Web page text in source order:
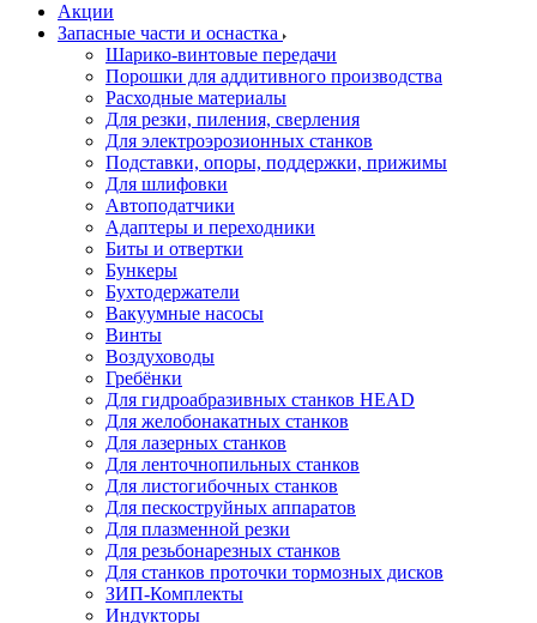
Акции
Запасные части и оснастка
Шарико-винтовые передачи
Порошки для аддитивного производства
Расходные материалы
Для резки, пиления, сверления
Для электроэрозионных станков
Подставки, опоры, поддержки, прижимы
Для шлифовки
Автоподатчики
Адаптеры и переходники
Биты и отвертки
Бункеры
Бухтодержатели
Вакуумные насосы
Винты
Воздуховоды
Гребёнки
Для гидроабразивных станков HEAD
Для желобонакатных станков
Для лазерных станков
Для ленточнопильных станков
Для листогибочных станков
Для пескоструйных аппаратов
Для плазменной резки
Для резьбонарезных станков
Для станков проточки тормозных дисков
ЗИП-Комплекты
Индукторы